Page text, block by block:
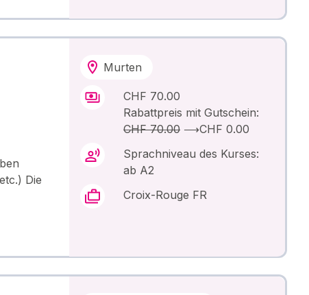
Die
Murten
CHF 70.00
Rabattpreis mit Gutschein:
CHF 70.00 ⟶CHF 0.00
Sprachniveau des Kurses:
ab A2
Croix-Rouge FR